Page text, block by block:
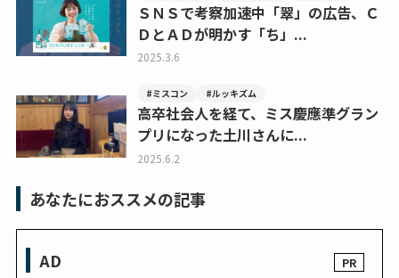
ＳＮＳで考察加速中「翠」の広告、Ｃ
ＤとＡＤが明かす「ち」...
2025.3.6
#ミスコン #ルッキズム
高卒社会人を経て、ミス慶應準グラン
プリになった土川さんに...
2025.6.2
あなたにおススメの記事
AD